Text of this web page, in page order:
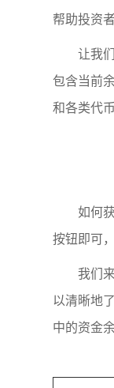
帮助投资
让我
包含当前
和各类代币
如何
按钮即可
我们
以清晰地
中的资金